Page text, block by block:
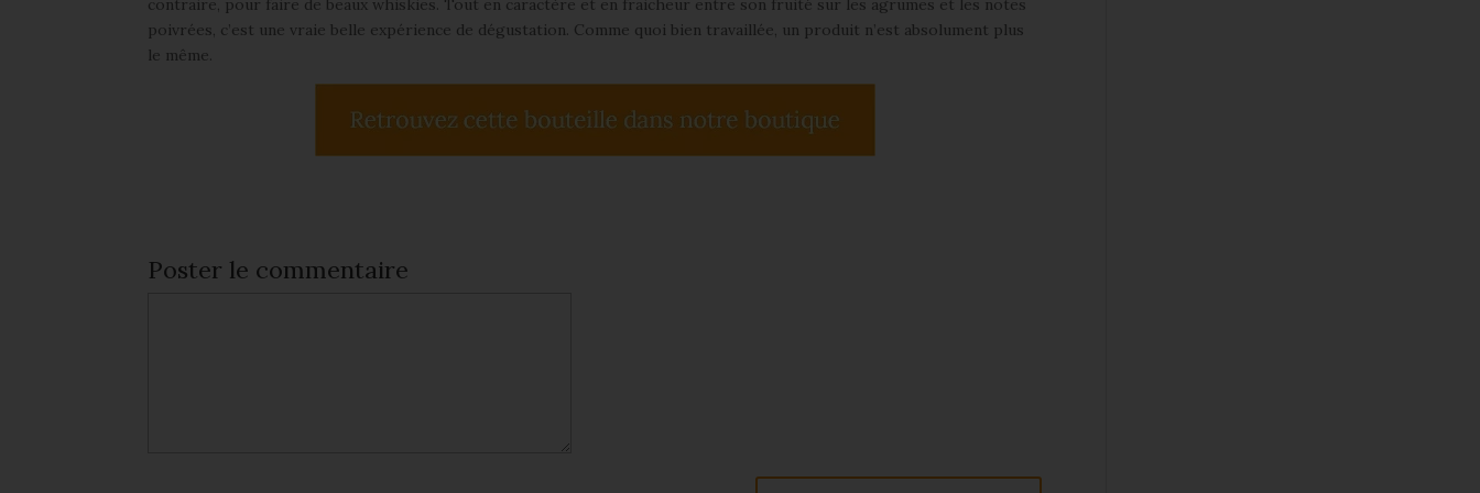
contraire, pour faire de beaux whiskies. Tout en caractère et en fraicheur entre son fruité sur les agrumes et les notes
poivrées, c’est une vraie belle expérience de dégustation. Comme quoi bien travaillée, un produit n’est absolument plus
le même.
Poster le commentaire